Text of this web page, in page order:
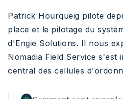
Patrick Hourqueig pilote
place et le pilotage du
d'Engie Solutions. Il nous
Nomadia Field Service s'est
central des cellules